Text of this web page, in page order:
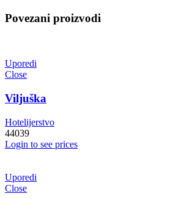
Povezani proizvodi
Uporedi
Close
Viljuška
Hotelijerstvo
44039
Login to see prices
Uporedi
Close